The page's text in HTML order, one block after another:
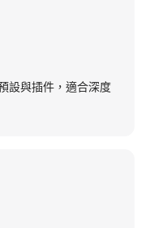
設與插件，適合深度